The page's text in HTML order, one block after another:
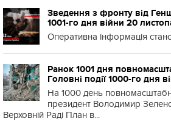
Зведення з фронту від
1001-го дня війни 20
Оперативна інформація
Ранок 1001 дня
Головні події 1000-го дня
На 1000 день
президент Володимир
Верховній Раді План в...